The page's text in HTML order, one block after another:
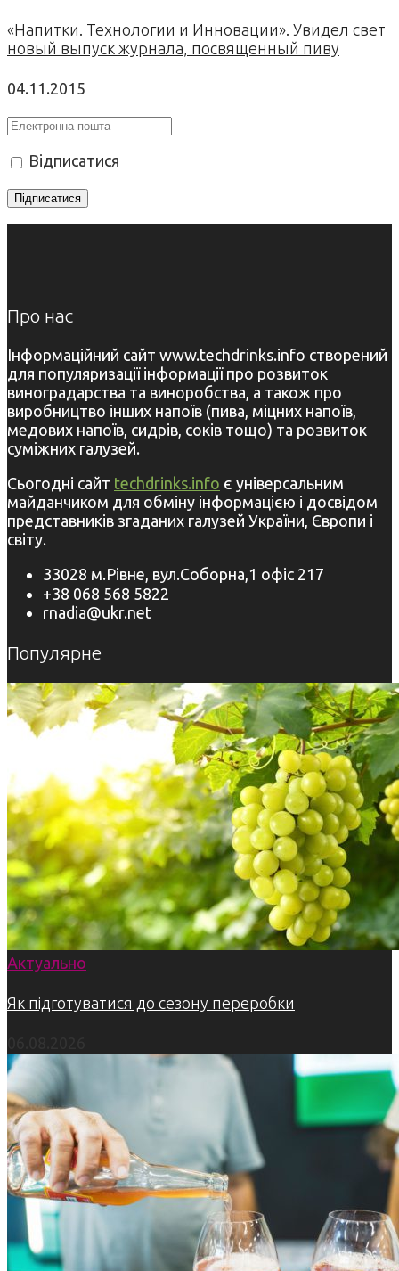
«Напитки. Технологии и Инновации». Увидел свет
новый выпуск журнала, посвященный пиву
04.11.2015
Відписатися
Про нас
Інформаційний сайт www.techdrinks.info створений
для популяризації інформації про розвиток
виноградарства та виноробства, а також про
виробництво інших напоїв (пива, міцних напоїв,
медових напоїв, сидрів, соків тощо) та розвиток
суміжних галузей.
Сьогодні сайт techdrinks.info є універсальним
майданчиком для обміну інформацією і досвідом
представників згаданих галузей України, Європи і
світу.
33028 м.Рівне, вул.Соборна,1 офіс 217
+38 068 568 5822
rnadia@ukr.net
Популярне
Актуально
Як підготуватися до сезону переробки